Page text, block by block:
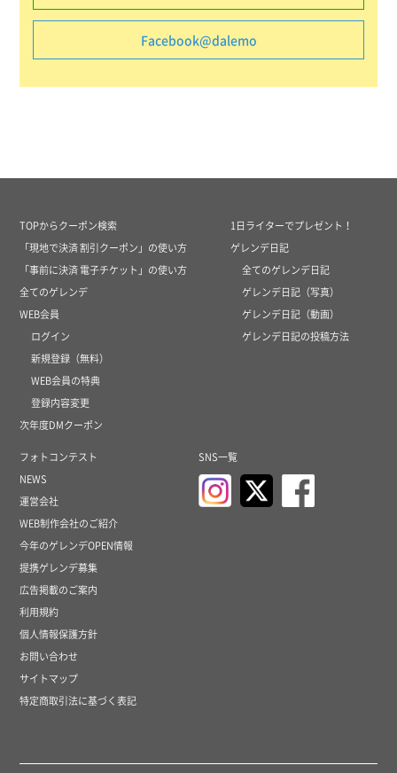
Facebook@dalemo
TOPからクーポン検索
「現地で決済 割引クーポン」の使い方
「事前に決済 電子チケット」の使い方
全てのゲレンデ
WEB会員
ログイン
新規登録（無料）
WEB会員の特典
登録内容変更
次年度DMクーポン
1日ライターでプレゼント！
ゲレンデ日記
全てのゲレンデ日記
ゲレンデ日記（写真）
ゲレンデ日記（動画）
ゲレンデ日記の投稿方法
フォトコンテスト
NEWS
運営会社
WEB制作会社のご紹介
今年のゲレンデOPEN情報
提携ゲレンデ募集
広告掲載のご案内
利用規約
個人情報保護方針
お問い合わせ
サイトマップ
特定商取引法に基づく表記
SNS一覧